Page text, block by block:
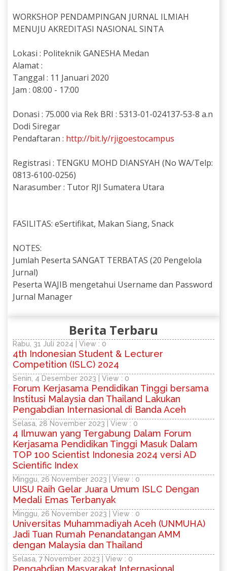
WORKSHOP PENDAMPINGAN JURNAL ILMIAH
MENUJU AKREDITASI NASIONAL SINTA
Lokasi : Politeknik GANESHA Medan
Alamat :
Tanggal : 11 Januari 2020
Jam : 08:00 - 17:00
Donasi : 75.000 via Rek BRI : 5313-01-024137-53-8 a.n
Dodi Siregar
Pendaftaran : http://bit.ly/rjigoestocampus
Registrasi : TENGKU MOHD DIANSYAH (No WA/Telp:
0813-6100-0256)
Narasumber : Tutor RJI Sumatera Utara
FASILITAS: eSertifikat, Makan Siang, Snack
NOTES:
Jumlah Peserta SANGAT TERBATAS (20 Pengelola
Jurnal)
Peserta WAJIB mengetahui Username dan Password
Jurnal Manager
Berita Terbaru
Rabu, 31 Juli 2024 | View : 0
4th Indonesian Student & Lecturer
Competition (ISLC) 2024
Senin, 4 Desember 2023 | View : 0
Forum Kerjasama Pendidikan Tinggi bersama
Institusi Malaysia dan Thailand Lakukan
Pengabdian Internasional di Banda Aceh
Selasa, 28 November 2023 | View : 0
4 Ilmuwan yang Tergabung Dalam Forum
Kerjasama Pendidikan Tinggi Masuk Dalam
TOP 100 Scientist Indonesia 2024 versi AD
Scientific Index
Minggu, 26 November 2023 | View : 0
UISU Raih Gelar Juara Umum ISLC Dengan
Medali Emas Terbanyak
Minggu, 26 November 2023 | View : 0
Universitas Muhammadiyah Aceh (UNMUHA)
Jadi Tuan Rumah Penandatangan AMM
dengan Malaysia dan Thailand
Selasa, 7 November 2023 | View : 0
Pengabdian Masyarakat Internasional